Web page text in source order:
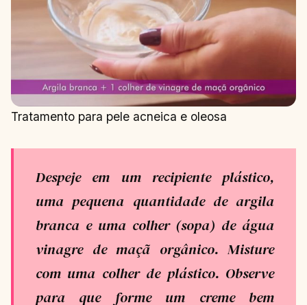
Tratamento para pele acneica e oleosa
Despeje em um recipiente plástico,
uma pequena quantidade de argila
branca e uma colher (sopa) de água
vinagre de maçã orgânico. Misture
com uma colher de plástico. Observe
para que forme um creme bem